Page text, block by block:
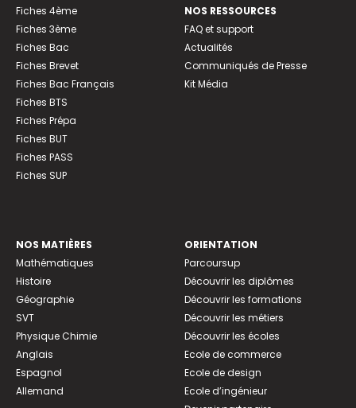
Fiches 4ème
Fiches 3ème
Fiches Bac
Fiches Brevet
Fiches Bac Français
Fiches BTS
Fiches Prépa
Fiches BUT
Fiches PASS
Fiches SUP
NOS RESSOURCES
FAQ et support
Actualités
Communiqués de Presse
Kit Média
NOS MATIÈRES
Mathématiques
Histoire
Géographie
SVT
Physique Chimie
Anglais
Espagnol
Allemand
ORIENTATION
Parcoursup
Découvrir les diplômes
Découvrir les formations
Découvrir les métiers
Découvrir les écoles
Ecole de commerce
Ecole de design
Ecole d’ingénieur